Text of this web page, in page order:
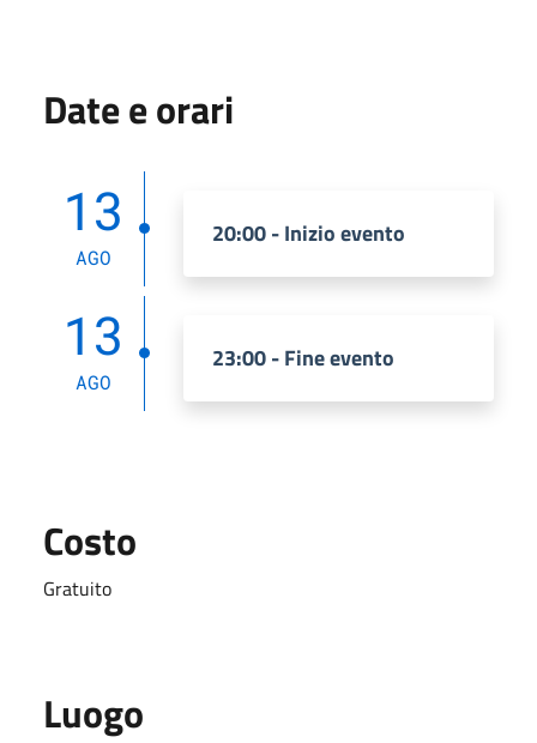
Date e orari
13
AGO
20:00 - Inizio evento
13
AGO
23:00 - Fine evento
Costo
Gratuito
Luogo